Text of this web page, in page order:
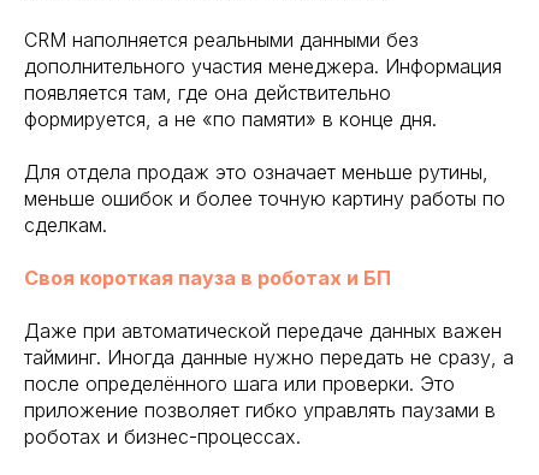
CRM наполняется реальными данными без
дополнительного участия менеджера. Информация
появляется там, где она действительно
формируется, а не «по памяти» в конце дня.
Для отдела продаж это означает меньше рутины,
меньше ошибок и более точную картину работы по
сделкам.
Своя короткая пауза в роботах и БП
Даже при автоматической передаче данных важен
тайминг. Иногда данные нужно передать не сразу, а
после определённого шага или проверки. Это
приложение позволяет гибко управлять паузами в
роботах и бизнес-процессах.